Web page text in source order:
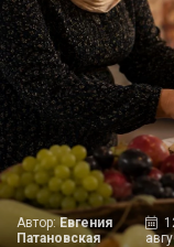
Автор:Евгения
Патановская